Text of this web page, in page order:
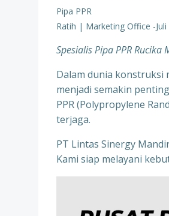
Pipa PPR
Ratih | Marketing Office -
Spesialis Pipa PPR Rucika
Dalam dunia konstruksi
menjadi semakin
PPR (Polypropylene
terjaga.
PT Lintas Sinergy
Kami siap melayani